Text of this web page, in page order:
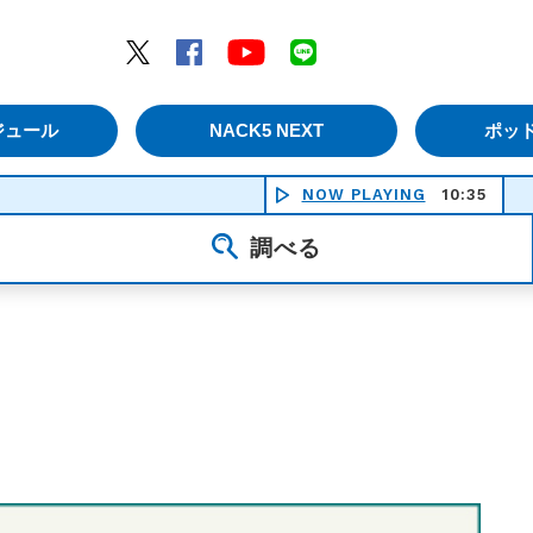
Twitter
Facebook YouTube
ュール NACK5 NEXT ポッ
NOW PLAYING 10:35
Ｌｏｖｅ
調べる